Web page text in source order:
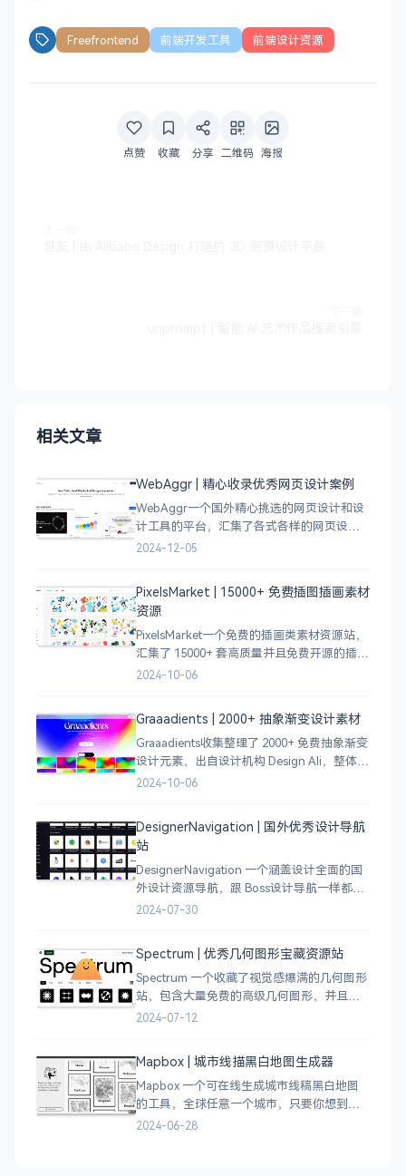
Freefrontend 前端开发工具 前端设计资源
点赞 收藏 分享 二维码 海报
相关文章
WebAggr | 精心收录优秀网页设计案例
WebAggr一个国外精心挑选的网页设计和设
计工具的平台，汇集了各式各样的网页设计
案例，涵盖个人博客、时尚、设计、机构、
计，应
2024-12-05
PixelsMarket | 15000+ 免费插图插画素材
资源
PixelsMarket一个免费的插画类素材资源站，
汇集了 15000+ 套高质量并且免费开源的插图
插画和图标资源。
2024-10-06
Graaadients | 2000+ 抽象渐变设计素材
Graaadients收集整理了 2000+ 免费抽象渐变
设计元素，出自设计机构 Design Ali，整体渐
变色比较鲜艳，更像是 AI 生成的元素，需要
2024-10-06
DesignerNavigation | 国外优秀设计导航
站
DesignerNavigation 一个涵盖设计全面的国
外设计资源导航，跟 Boss设计导航一样都是
分门别类的划分设计灵感、资讯、UI 资源、
2024-07-30
Spectrum | 优秀几何图形宝藏资源站
Spectrum 一个收藏了视觉感爆满的几何图形
站，包含大量免费的高级几何图形，并且每
周都会更新 100 个几何图案，不断的完善能
2024-07-12
Mapbox | 城市线描黑白地图生成器
Mapbox 一个可在线生成城市线稿黑白地图
的工具，全球任意一个城市，只要你想到的
城市，直接搜索城市名称，自动生成该城市
2024-06-28